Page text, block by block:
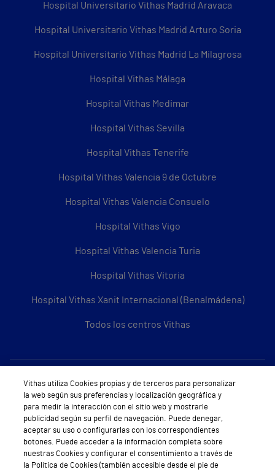
Hospital Universitario Vithas Madrid Aravaca
Hospital Universitario Vithas Madrid Arturo Soria
Hospital Universitario Vithas Madrid La Milagrosa
Hospital Vithas Málaga
Hospital Vithas Medimar
Hospital Vithas Sevilla
Hospital Vithas Tenerife
Hospital Vithas Valencia 9 de Octubre
Hospital Vithas Valencia Consuelo
Hospital Vithas Vigo
Hospital Vithas Valencia Turia
Hospital Vithas Vitoria
Hospital Vithas Xanit Internacional (Benalmádena)
Todos los centros Vithas
Sobre Vithas
Quiénes somos
Trabajar en Vithas
Teléfono Cita Médica
Vithas utiliza Cookies propias y de terceros para personalizar
la web según sus preferencias y localización geográfica y
para medir la interacción con el sitio web y mostrarle
publicidad según su perfil de navegación. Puede denegar,
aceptar su uso o configurarlas con los correspondientes
botones. Puede acceder a la información completa sobre
nuestras Cookies y configurar el consentimiento a través de
la Política de Cookies (también accesible desde el pie de